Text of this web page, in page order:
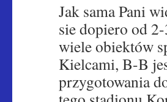
Jak sama Pani
sie dopiero od
wiele obiektów
Kielcami, B-B
przygotowania